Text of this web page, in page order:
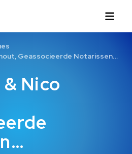
Nico
Geassocieerde Notarissen…